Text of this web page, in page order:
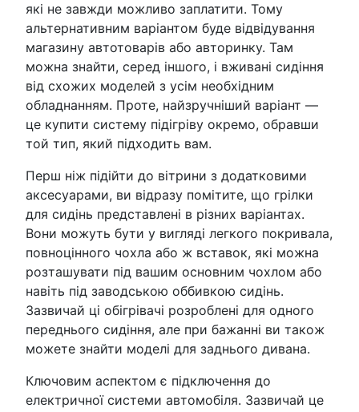
які не завжди можливо заплатити. Тому
альтернативним варіантом буде відвідування
магазину автотоварів або авторинку. Там
можна знайти, серед іншого, і вживані сидіння
від схожих моделей з усім необхідним
обладнанням. Проте, найзручніший варіант —
це купити систему підігріву окремо, обравши
той тип, який підходить вам.
Перш ніж підійти до вітрини з додатковими
аксесуарами, ви відразу помітите, що грілки
для сидінь представлені в різних варіантах.
Вони можуть бути у вигляді легкого покривала,
повноцінного чохла або ж вставок, які можна
розташувати під вашим основним чохлом або
навіть під заводською оббивкою сидінь.
Зазвичай ці обігрівачі розроблені для одного
переднього сидіння, але при бажанні ви також
можете знайти моделі для заднього дивана.
Ключовим аспектом є підключення до
електричної системи автомобіля. Зазвичай це